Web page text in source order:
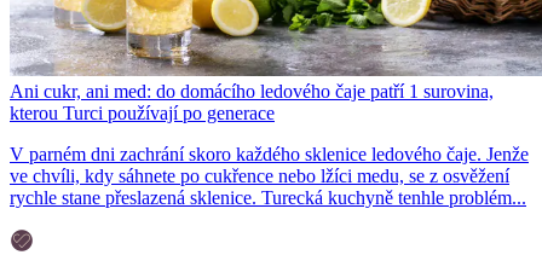
Ani cukr, ani med: do domácího ledového čaje patří 1 surovina,
kterou Turci používají po generace
V parném dni zachrání skoro každého sklenice ledového čaje. Jenže
ve chvíli, kdy sáhnete po cukřence nebo lžíci medu, se z osvěžení
rychle stane přeslazená sklenice. Turecká kuchyně tenhle problém...